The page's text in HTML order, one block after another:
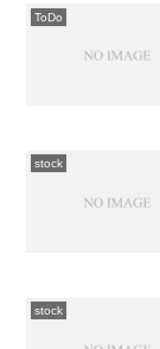
ToDo
stock
stock